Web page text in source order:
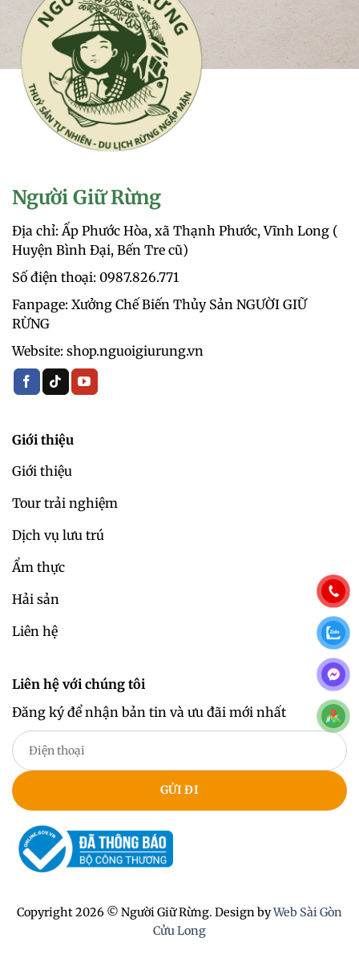
Người Giữ Rừng
Địa chỉ: Ấp Phước Hòa, xã Thạnh Phước, Vĩnh Long (
Huyện Bình Đại, Bến Tre cũ)
Số điện thoại: 0987.826.771‬
Fanpage: Xưởng Chế Biến Thủy Sản NGƯỜI GIỮ
RỪNG
Website: shop.nguoigiurung.vn
Giới thiệu
Giới thiệu
Tour trải nghiệm
Dịch vụ lưu trú
Ẩm thực
Hải sản
Liên hệ
Liên hệ với chúng tôi
Đăng ký để nhận bản tin và ưu đãi mới nhất
Copyright 2026 © Người Giữ Rừng. Design byWeb Sài Gòn
Cửu Long